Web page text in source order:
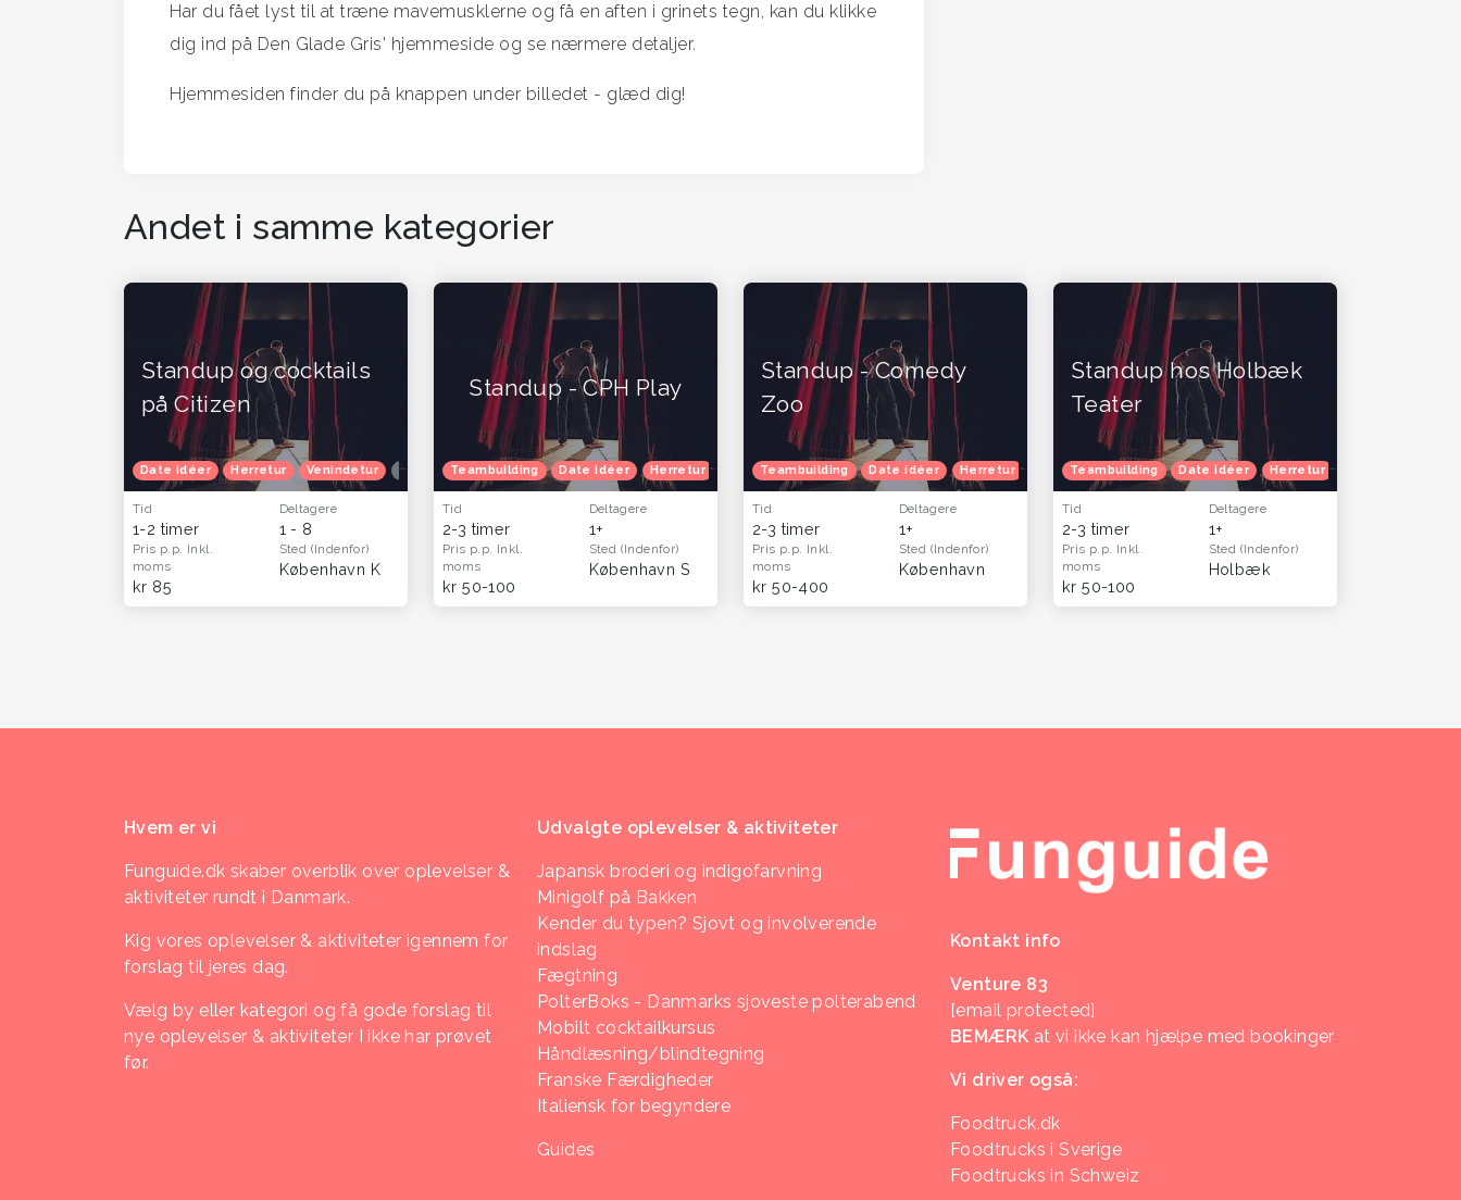
Har du fået lyst til at træne mavemusklerne og få en aften i grinets tegn, kan du klikke
dig ind på Den Glade Gris' hjemmeside og se nærmere detaljer.
Hjemmesiden finder du på knappen under billedet - glæd dig!
Andet i samme kategorier
Standup og cocktails
på Citizen
Date idéer Herretur Venindetur Oplevelsesgavekort Oplevelsesgaver til hende Oplevelsesgaver til ham og far - oplevelser og gavekort til mænd
Tid
1-2 timer
Deltagere
1 - 8
Pris p.p. Inkl.
moms
kr 85
Sted (Indenfor)
København K
Standup - CPH Play
Teambuilding Date idéer Herretur Venindetur
Tid
2-3 timer
Deltagere
1+
Pris p.p. Inkl.
moms
kr 50-100
Sted (Indenfor)
København S
Standup - Comedy
Zoo
Teambuilding Date idéer Herretur Venindetur
Tid
2-3 timer
Deltagere
1+
Pris p.p. Inkl.
moms
kr 50-400
Sted (Indenfor)
København
Standup hos Holbæk
Teater
Teambuilding Date idéer Herretur
Tid
2-3 timer
Deltagere
1+
Pris p.p. Inkl.
moms
kr 50-100
Sted (Indenfor)
Holbæk
Hvem er vi
Funguide.dk skaber overblik over oplevelser &
aktiviteter rundt i Danmark.
Kig vores oplevelser & aktiviteter igennem for
forslag til jeres dag.
Vælg by eller kategori og få gode forslag til
nye oplevelser & aktiviteter I ikke har prøvet
før.
Udvalgte oplevelser & aktiviteter
Japansk broderi og indigofarvning
Minigolf på Bakken
Kender du typen? Sjovt og involverende
indslag
Fægtning
PolterBoks - Danmarks sjoveste polterabend
Mobilt cocktailkursus
Håndlæsning/blindtegning
Franske Færdigheder
Italiensk for begyndere
Guides
Kontakt info
Venture 83
[email protected]
BEMÆRK at vi ikke kan hjælpe med bookinger
Vi driver også:
Foodtruck.dk
Foodtrucks i Sverige
Foodtrucks in Schweiz